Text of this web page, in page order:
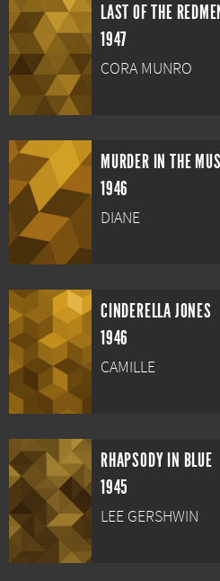
LAST OF THE
1947
CORA MUNRO
MURDER IN THE
1946
DIANE
CINDERELLA JONES
1946
CAMILLE
RHAPSODY IN BLUE
1945
LEE GERSHWIN